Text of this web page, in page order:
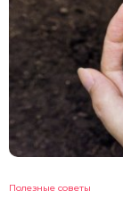
Полезные советы